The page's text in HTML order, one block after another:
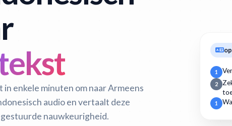
enkele minuten om naar Armeens
audio en vertaalt deze
nauwkeurigheid.
1
2
1